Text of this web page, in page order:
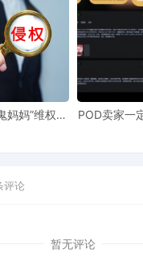
的相关材料后，将审查案件
，申请人将面临不可弥补的
益。
形的，即原告证明未及时
；原告律师书面说明无需通
妈妈”维权致
POD卖家一
评论
暂无评论